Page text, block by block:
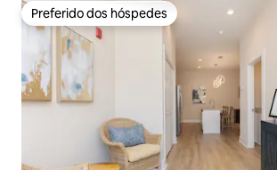
Preferido dos hóspedes
Preferido dos hóspedes